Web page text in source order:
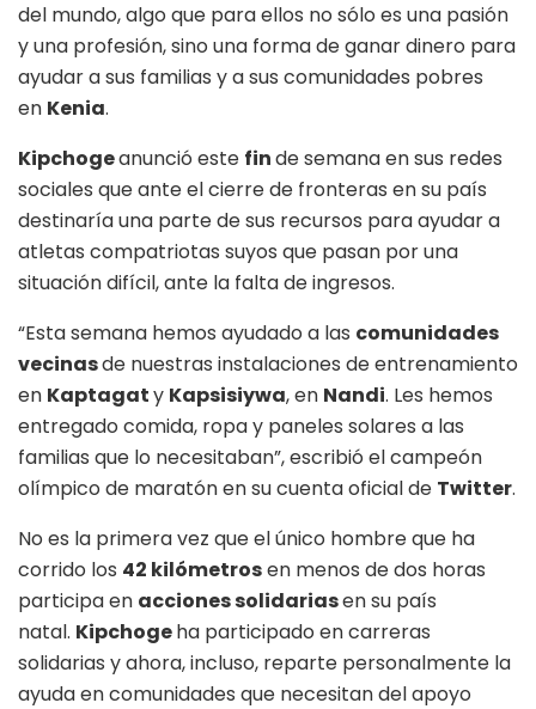
del mundo, algo que para ellos no sólo es una pasión
y una profesión, sino una forma de ganar dinero para
ayudar a sus familias y a sus comunidades pobres
en Kenia.
Kipchogeanunció este finde semana en sus redes
sociales que ante el cierre de fronteras en su país
destinaría una parte de sus recursos para ayudar a
atletas compatriotas suyos que pasan por una
situación difícil, ante la falta de ingresos.
“Esta semana hemos ayudado a las comunidades
vecinasde nuestras instalaciones de entrenamiento
en Kaptagaty Kapsisiywa, en Nandi. Les hemos
entregado comida, ropa y paneles solares a las
familias que lo necesitaban”, escribió el campeón
olímpico de maratón en su cuenta oficial de Twitter.
No es la primera vez que el único hombre que ha
corrido los 42 kilómetrosen menos de dos horas
participa en acciones solidariasen su país
natal. Kipchogeha participado en carreras
solidarias y ahora, incluso, reparte personalmente la
ayuda en comunidades que necesitan del apoyo